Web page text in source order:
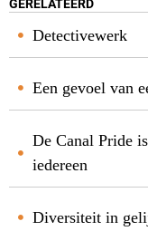
GERELATEERD
Detectivewerk
Een gevoel van
De Canal Pride
iedereen
Diversiteit in